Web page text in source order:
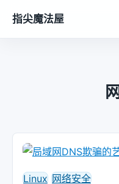
指尖魔法屋
Linux 网络安全